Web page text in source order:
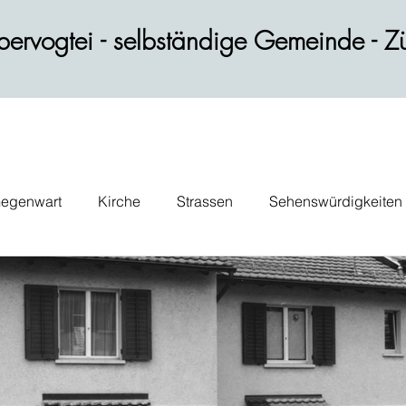
Kirche Strassen Sehenswürdigkeiten
Wohnen Gastblog Persönlichkeiten
- selbständige Gemeinde -